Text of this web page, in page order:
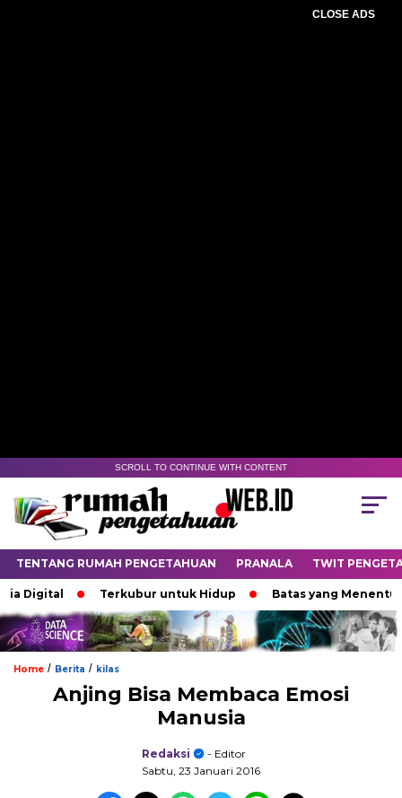
CLOSE ADS
SCROLL TO CONTINUE WITH CONTENT
TENTANG RUMAH PENGETAHUAN PRANALA TWIT
Digital Terkubur untuk Hidup Batas yang
Home / Berita / kilas
Anjing Bisa Membaca Emosi
Manusia
Redaksi
- Editor
Sabtu, 23 Januari 2016